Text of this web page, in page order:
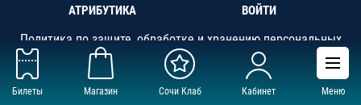
Билеты Магазин Сочи Клаб Кабинет Меню
АТРИБУТИКА ВОЙТИ
Политика по защите, обработке и хранению персональных
данных
АНО «СК «Кубань-Регион», ОГРН 1142300002349,